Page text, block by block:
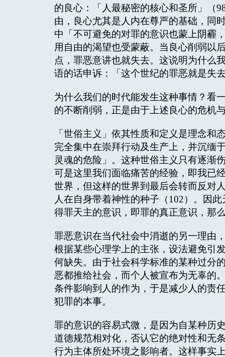
的良心：「人最秘密的核心和圣所」
由，良心尤其是人内在尊严的基础，同
中「不可避免的对罪的意识也蒙上阴霾
用自由的渴望也受蒙蔽。当良心削弱以
点，罪恶意讲也就失去。这说明为什么
语的话申诉：「这个世纪的罪恶就是失
为什么我们的时代能发生这种事情？看
的不断削弱，正是由于上述良心的危机
「世俗主义」依其性质和定义是理念
完全集中在崇拜行动及生产上，并沉缅
灵魂的危险」。这种世俗主义只有逐渐
可是这里我们面临痛苦的经验，即我已
世界，但这样的世界到最后会转而反对
人在自身带着神性的种子（102）。因
得罪天主的意识，即罪的真正意识，那
罪恶意识在当代社会中消逝的另一理由
根据某些心理学上的主张，设法避免引
何缺失。由于社会科学标准的某种过分
恶都推给社会，而个人被宣布为无辜的
条件影响到人的作为，于是减少人的责
犯罪的本事。
罪的意识的容易式微，是因为自某种历
道德规范相对化，否认它的绝对性和无
行为主体所处环境之影响者。这样事实